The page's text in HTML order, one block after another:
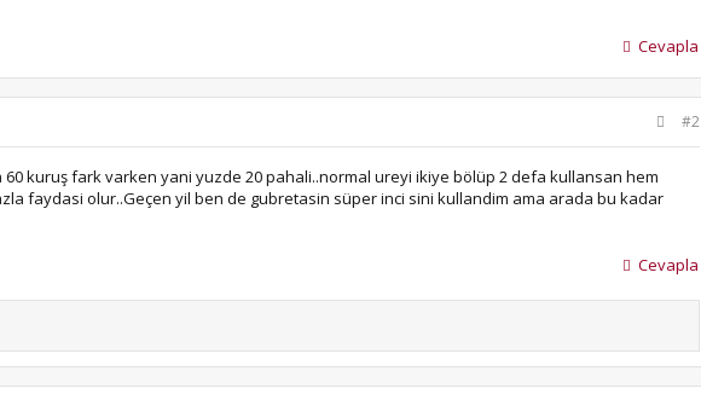
Cevapla
#2
60 kuruş fark varken yani yuzde 20 pahali..normal ureyi ikiye bölüp 2 defa kullansan hem
faydasi olur..Geçen yil ben de gubretasin süper inci sini kullandim ama arada bu kadar
Cevapla